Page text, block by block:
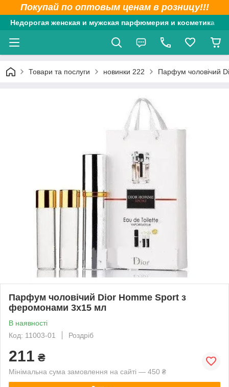
Покупай по оптовым ценам в розницу!!!
Недорогая женская и мужская парфюмерия и косметика
Товари та послуги новинки 222 Парфум чоловічий
Парфум чоловічий Dior Homme Sport з
феромонами 3х15 мл
В наявності
Код: 11003-01
Роздріб
211 ₴
Мінімальна сума замовлення на сайті — 450 ₴